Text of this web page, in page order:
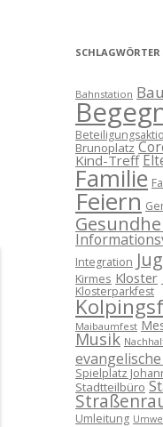
SCHLAGWÖRTER
Bahnstation
Brunoplatz
Kind-Treff
Familie
Feiern
Integration
Kirmes Kloster
Klosterparkfest
Maibaumfest
Musik
Spielplatz
Stadtteilbüro
Umleitung